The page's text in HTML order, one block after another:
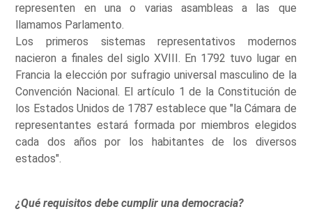
representen en una o varias asambleas a las que
llamamos Parlamento.
Los primeros sistemas representativos modernos
nacieron a finales del siglo XVIII. En 1792 tuvo lugar en
Francia la elección por sufragio universal masculino de la
Convención Nacional. El artículo 1 de la Constitución de
los Estados Unidos de 1787 establece que "la Cámara de
representantes estará formada por miembros elegidos
cada dos años por los habitantes de los diversos
estados".
¿Qué requisitos debe cumplir una democracia?